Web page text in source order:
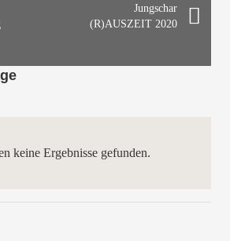
Jungschar
(R)AUSZEIT 2020
keine Ergebnisse gefunden.